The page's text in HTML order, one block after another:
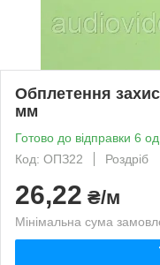
Обплетення
мм
Готово до відправки 6 од.
Код: ОПЗ22
Роздріб
26,22 ₴/м
Мінімальна сума